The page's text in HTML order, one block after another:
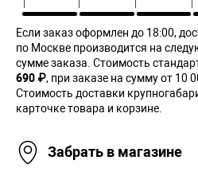
Если заказ оформлен до 18:00,
по Москве производится на
сумме заказа. Cтоимость
690 ₽, при заказе на сумму от 10
Стоимость доставки
карточке товара и корзине.
Забрать в магазине